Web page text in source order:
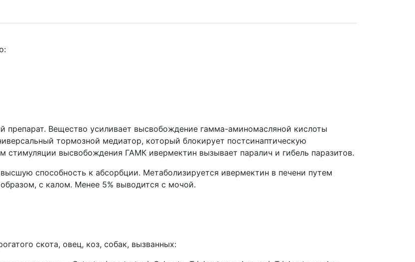
Вещество усиливает высвобождение гамма-аминомасляной кислоты
тормозной медиатор, который блокирует постсинаптическую
стимуляции высвобождения ГАМК ивермектин вызывает паралич и гибель паразитов.
способность к абсорбции. Метаболизируется ивермектин в печени путем
с калом. Менее 5% выводится с мочой.
скота, овец, коз, собак, вызванных: